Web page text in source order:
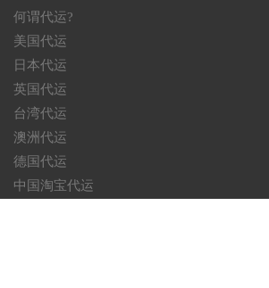
何谓代运?
美国代运
日本代运
英国代运
台湾代运
澳洲代运
德国代运
中国淘宝代运